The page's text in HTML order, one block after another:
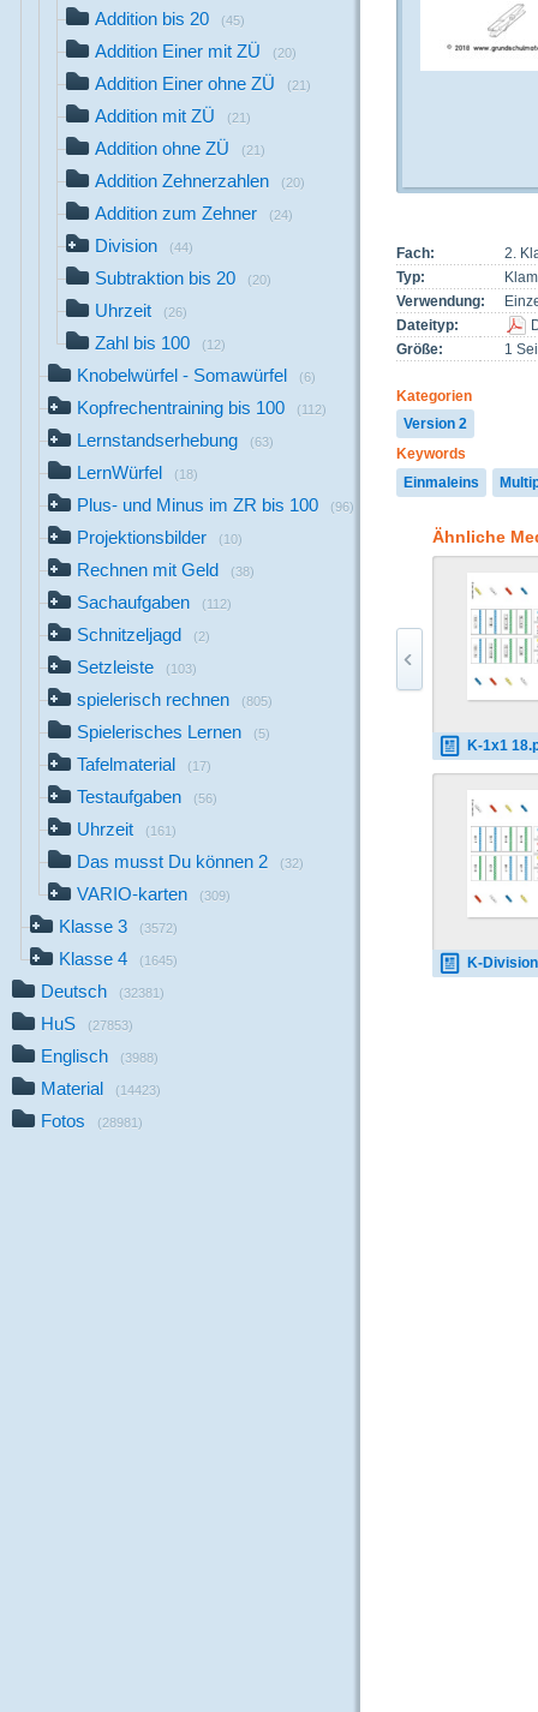
Addition bis 20 (45)
Addition Einer mit ZÜ (20)
Addition Einer ohne ZÜ (21)
Addition mit ZÜ (21)
Addition ohne ZÜ (21)
Addition Zehnerzahlen (20)
Addition zum Zehner (24)
Division (44)
Subtraktion bis 20 (20)
Uhrzeit (26)
Zahl bis 100 (12)
Knobelwürfel - Somawürfel (6)
Kopfrechentraining bis 100 (112)
Lernstandserhebung (63)
LernWürfel (18)
Plus- und Minus im ZR bis 100 (96)
Projektionsbilder (10)
Rechnen mit Geld (38)
Sachaufgaben (112)
Schnitzeljagd (2)
Setzleiste (103)
spielerisch rechnen (805)
Spielerisches Lernen (5)
Tafelmaterial (17)
Testaufgaben (56)
Uhrzeit (161)
Das musst Du können 2 (32)
VARIO-karten (309)
Klasse 3 (3572)
Klasse 4 (1645)
Deutsch (32381)
HuS (27853)
Englisch (3988)
Material (14423)
Fotos (28981)
Fach:
2.
Typ:
Verwendung:
Dateityp:
Größe:
1
Kategorien
Version 2
Keywords
Einmaleins
Ähnliche
K-1x1
K-Division